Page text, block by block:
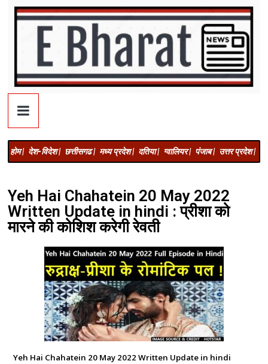
होम | देश-विदेश | छत्तीसगढ | मध्य प्रदेश | दतिया | ग्वालियर | पंजाब | उत्तर प्रदेश |
Yeh Hai Chahatein 20 May 2022
Written Update in hindi : प्रीशा को
मारने की कोशिश करेगी रेवती
Yeh Hai Chahatein 20 May 2022 Written Update in hindi